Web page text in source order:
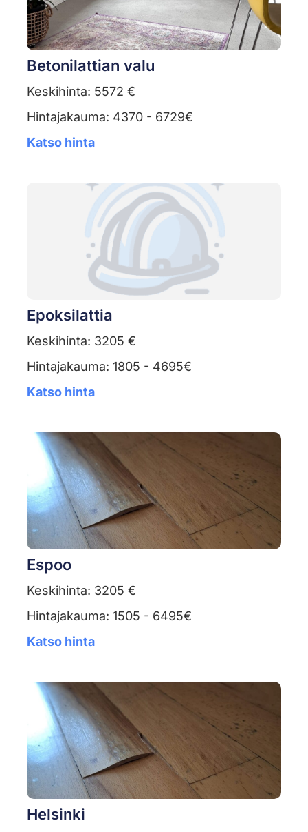
Betonilattian valu
Keskihinta: 5572 €
Hintajakauma: 4370 - 6729€
Katso hinta
Epoksilattia
Keskihinta: 3205 €
Hintajakauma: 1805 - 4695€
Katso hinta
Espoo
Keskihinta: 3205 €
Hintajakauma: 1505 - 6495€
Katso hinta
Helsinki